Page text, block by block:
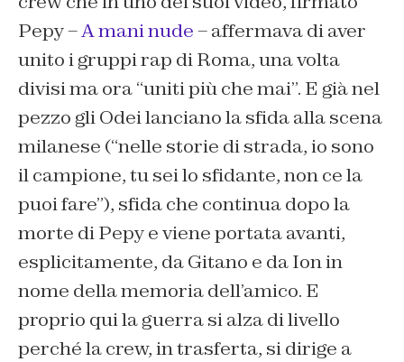
Pepy –A mani nude– affermava di aver
unito i gruppi rap di Roma, una volta
divisi ma ora “uniti più che mai”. E già nel
pezzo gli Odei lanciano la sfida alla scena
milanese (“nelle storie di strada, io sono
il campione, tu sei lo sfidante, non ce la
puoi fare”), sfida che continua dopo la
morte di Pepy e viene portata avanti,
esplicitamente, da Gitano e da Ion in
nome della memoria dell’amico. E
proprio qui la guerra si alza di livello
perché la crew, in trasferta, si dirige a